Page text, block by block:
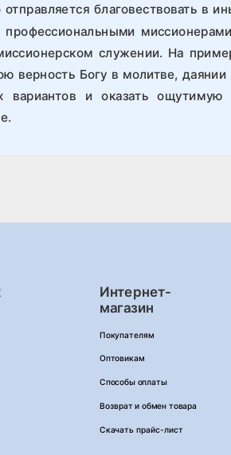
отправляется благовествовать в
служении. На
верность Богу в молитве,
вариантов и оказать
Интернет-
магазин
Покупателям
Оптовикам
Способы оплаты
Возврат и обмен товара
Скачать прайс-лист